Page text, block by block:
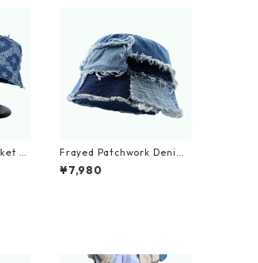
H
Frayed Patchwork Denim
Bucket Hat D0002
¥7,980